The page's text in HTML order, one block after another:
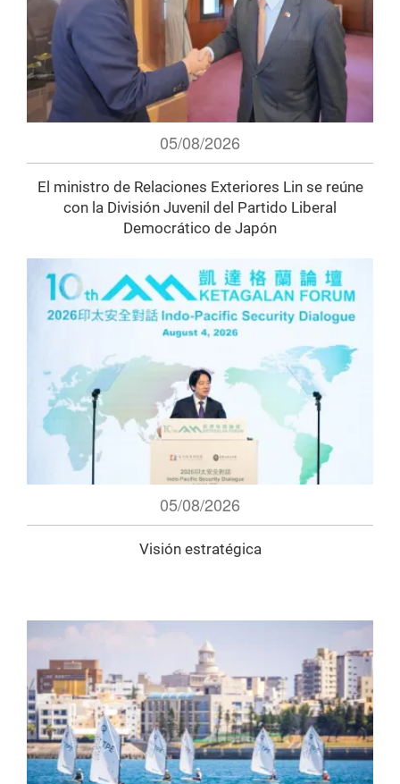
05/08/2026
El ministro de Relaciones Exteriores Lin se reúne
con la División Juvenil del Partido Liberal
Democrático de Japón
05/08/2026
Visión estratégica